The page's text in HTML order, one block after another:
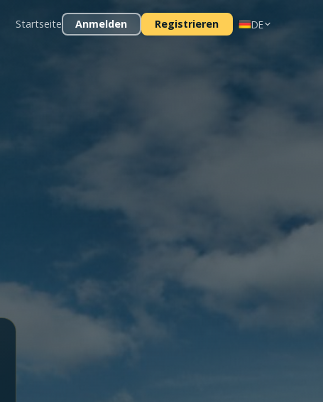
Startseite Anmelden Registrieren DE